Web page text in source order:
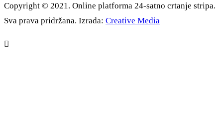
Copyright © 2021. Online platforma 24-satno crtanje stripa.
Sva prava pridržana. Izrada: Creative Media